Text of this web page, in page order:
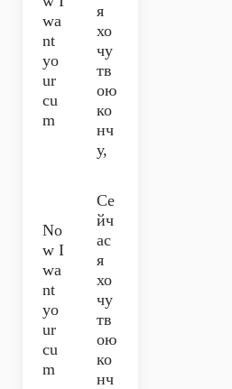
wa
nt
yo
ur
cu
m
я
хо
чу
тв
ою
ко
нч
у,
No
w I
wa
nt
yo
ur
cu
m
Се
йч
ас
я
хо
чу
тв
ою
ко
нч